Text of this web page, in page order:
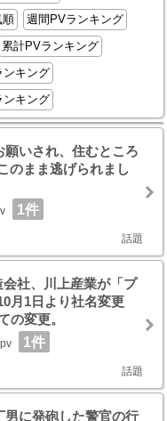
順
週間PVランキング
累計PVランキング
ンキング
ンキング
願いされ、住むところ
のまま逃げられまし
1件
話題
社、川上産業が「プ
月1日より社名変更
の変更。
1件
話題
男に発砲した警官の行